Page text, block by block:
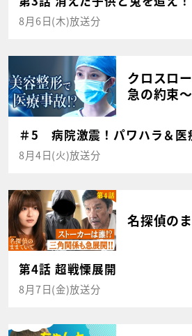
8月6日(木)放送分
クロスロ
急の約束～
＃5 病院激震！パワハラ＆医
8月4日(火)放送分
名探偵の
第4話 超戦慄展開
8月7日(金)放送分